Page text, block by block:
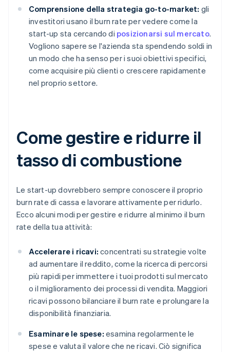
Comprensione della strategia go-to-market: gli
investitori usano il burn rate per vedere come la
start-up sta cercando di posizionarsi sul mercato.
Vogliono sapere se l'azienda sta spendendo soldi in
un modo che ha senso per i suoi obiettivi specifici,
come acquisire più clienti o crescere rapidamente
nel proprio settore.
Come gestire e ridurre il
tasso di combustione
Le start-up dovrebbero sempre conoscere il proprio
burn rate di cassa e lavorare attivamente per ridurlo.
Ecco alcuni modi per gestire e ridurre al minimo il burn
rate della tua attività:
Accelerare i ricavi: concentrati su strategie volte
ad aumentare il reddito, come la ricerca di percorsi
più rapidi per immettere i tuoi prodotti sul mercato
o il miglioramento dei processi di vendita. Maggiori
ricavi possono bilanciare il burn rate e prolungare la
disponibilità finanziaria.
Esaminare le spese: esamina regolarmente le
spese e valuta il valore che ne ricavi. Ciò significa